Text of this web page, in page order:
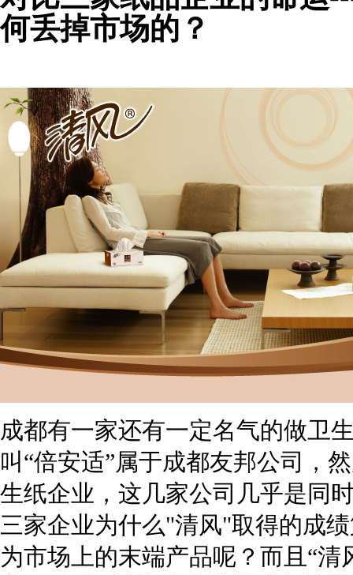
何丢掉市场的？
成都有一家还有一定名气的做卫
叫“倍安适”属于成都友邦公司，
生纸企业，这几家公司几乎是同
三家企业为什么"清风"取得的成
为市场上的末端产品呢？而且“